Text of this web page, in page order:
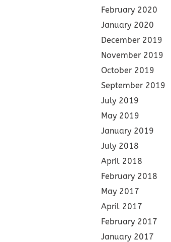
February 2020
January 2020
December 2019
November 2019
October 2019
September 2019
July 2019
May 2019
January 2019
July 2018
April 2018
February 2018
May 2017
April 2017
February 2017
January 2017